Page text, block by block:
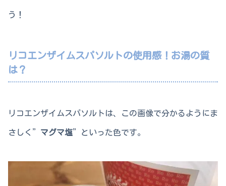
う！
リコエンザイムスパソルトの使用感！お湯の質
は？
リコエンザイムスパソルトは、この画像で分かるようにま
さしく” マグマ塩”といった色です。